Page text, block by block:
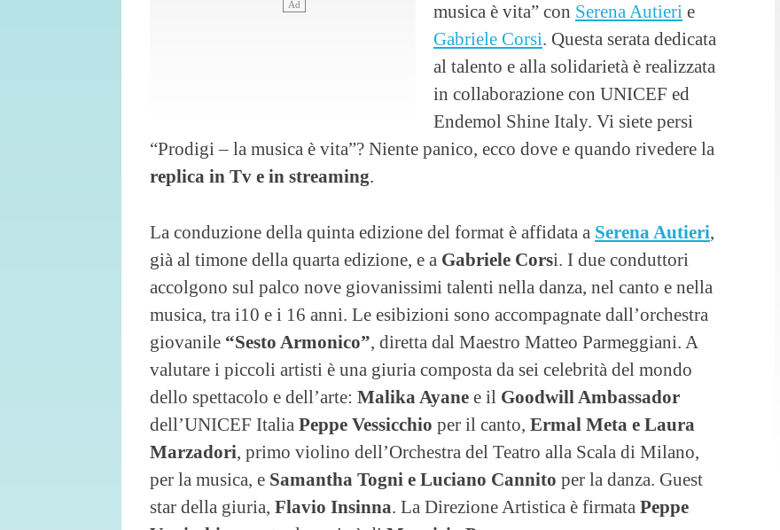
musica è vita” con Serena Autieri e
Gabriele Corsi. Questa serata dedicata
al talento e alla solidarietà è realizzata
in collaborazione con UNICEF ed
Endemol Shine Italy. Vi siete persi
“Prodigi – la musica è vita”? Niente panico, ecco dove e quando rivedere la
replica in Tv e in streaming.
La conduzione della quinta edizione del format è affidata a Serena Autieri,
già al timone della quarta edizione, e a Gabriele Corsi. I due conduttori
accolgono sul palco nove giovanissimi talenti nella danza, nel canto e nella
musica, tra i10 e i 16 anni. Le esibizioni sono accompagnate dall’orchestra
giovanile “Sesto Armonico”, diretta dal Maestro Matteo Parmeggiani. A
valutare i piccoli artisti è una giuria composta da sei celebrità del mondo
dello spettacolo e dell’arte: Malika Ayane e il Goodwill Ambassador
dell’UNICEF Italia Peppe Vessicchio per il canto, Ermal Meta e Laura
Marzadori, primo violino dell’Orchestra del Teatro alla Scala di Milano,
per la musica, e Samantha Togni e Luciano Cannito per la danza. Guest
star della giuria, Flavio Insinna. La Direzione Artistica è firmata Peppe